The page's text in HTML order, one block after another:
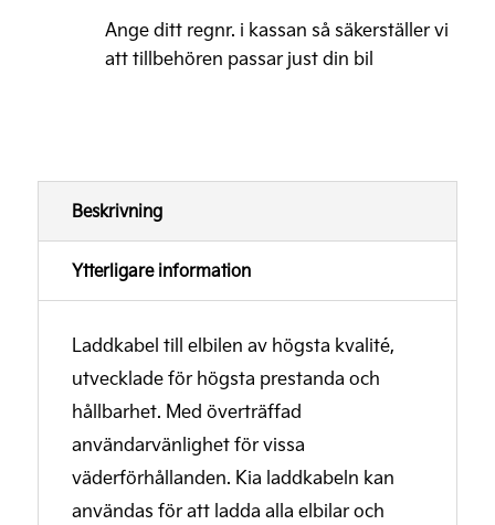
mängd
Ange ditt regnr. i kassan så säkerställer vi
att tillbehören passar just din bil
Beskrivning
Ytterligare information
Laddkabel till elbilen av högsta kvalité,
utvecklade för högsta prestanda och
hållbarhet. Med överträffad
användarvänlighet för vissa
väderförhållanden. Kia laddkabeln kan
användas för att ladda alla elbilar och